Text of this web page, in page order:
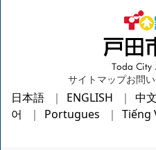
サイトマップお問
日本語 ENGLISH 中
어
Portugues Tiếng